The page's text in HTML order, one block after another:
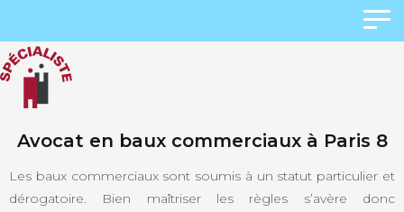
Avocat en baux commerciaux à Paris 8
Les baux commerciaux sont soumis à un statut particulier et
dérogatoire. Bien maîtriser les règles s’avère donc